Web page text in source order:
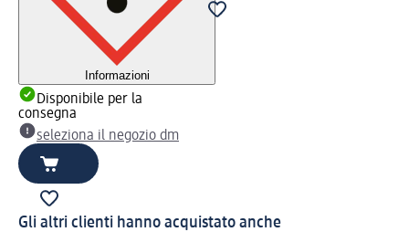
Informazioni
Disponibile per la
consegna
seleziona il negozio dm
Gli altri clienti hanno acquistato anche